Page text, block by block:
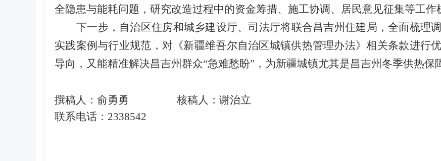
全隐患与能耗问题，研究改造过程中的资金筹措、施工协调、居民意见征集等工作
下一步，自治区住房和城乡建设厅、司法厅将联合昌吉州住建局，全面梳理
实践案例与行业规范，对《新疆维吾尔自治区城镇供热管理办法》相关条款进行
导向，又能精准解决昌吉州群众“急难愁盼”，为新疆城镇尤其是昌吉州冬季供热保
撰稿人：俞勇勇
核稿人：谢治立
联系电话： 2338542